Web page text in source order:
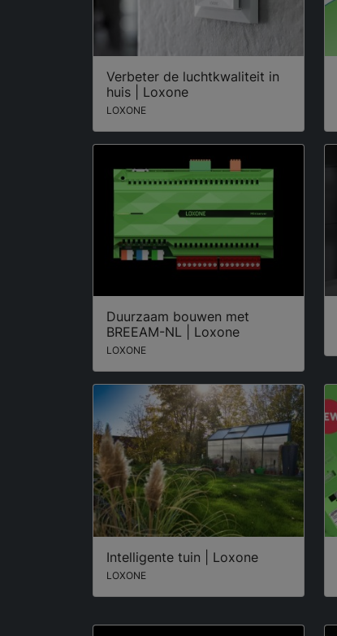
Verbeter de luchtkwaliteit in
huis | Loxone
LOXONE
Duurzaam bouwen met
BREEAM-NL | Loxone
LOXONE
Intelligente tuin | Loxone
LOXONE